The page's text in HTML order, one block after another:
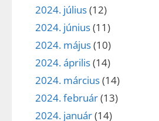
2024. július(12)
2024. június(11)
2024. május(10)
2024. április(14)
2024. március(14)
2024. február(13)
2024. január(14)